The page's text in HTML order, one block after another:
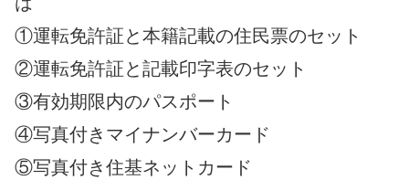
①運転免許証と本籍記載の住民票のセット
②運転免許証と記載印字表のセット
③有効期限内のパスポート
④写真付きマイナンバーカード
⑤写真付き住基ネットカード